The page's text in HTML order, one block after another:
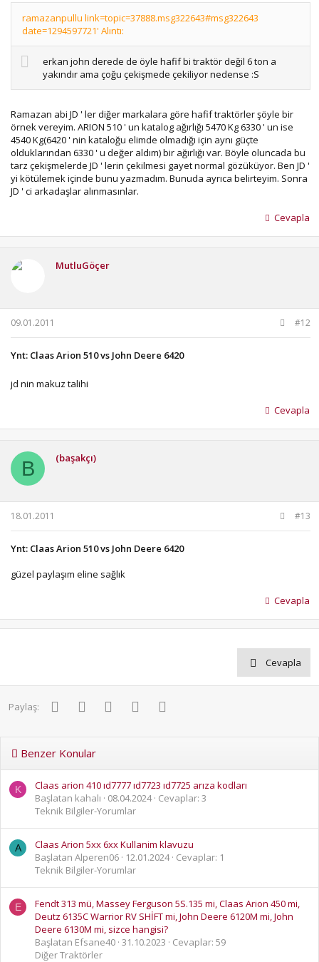
ramazanpullu link=topic=37888.msg322643#msg322643
date=1294597721' Alıntı:
erkan john derede de öyle hafif bi traktör değil 6 ton a
yakındır ama çoğu çekişmede çekiliyor nedense :S
Ramazan abi JD ' ler diğer markalara göre hafif traktörler şöyle bir
örnek vereyim. ARION 510 ' un katalog ağırlığı 5470 Kg 6330 ' un ise
4540 Kg(6420 ' nin kataloğu elimde olmadığı için aynı güçte
olduklarından 6330 ' u değer aldım) bir ağırlığı var. Böyle oluncada bu
tarz çekişmelerde JD ' lerin çekilmesi gayet normal gözüküyor. Ben JD '
yi kötülemek içinde bunu yazmadım. Bunuda ayrıca belirteyim. Sonra
JD ' ci arkadaşlar alınmasınlar.
Cevapla
MutluGöçer
09.01.2011 #12
Ynt: Claas Arion 510 vs John Deere 6420
jd nin makuz talihi
Cevapla
B (başakçı)
18.01.2011 #13
Ynt: Claas Arion 510 vs John Deere 6420
güzel paylaşım eline sağlık
Cevapla
Cevapla
Paylaş: FacebookTwitter PinterestWhatsApp
Benzer Konular
K
Claas arion 410 ıd7777 ıd7723 ıd7725 arıza kodları
Başlatan kahalı
08.04.2024 Cevaplar: 3
Teknik Bilgiler-Yorumlar
A
Claas Arion 5xx 6xx Kullanim klavuzu
Başlatan Alperen06
12.01.2024 Cevaplar: 1
Teknik Bilgiler-Yorumlar
E
Fendt 313 mü, Massey Ferguson 5S.135 mi, Claas Arion 450 mi,
Deutz 6135C Warrior RV SHİFT mi, John Deere 6120M mi, John
Deere 6130M mi, sizce hangisi?
Başlatan Efsane40 31.10.2023
Cevaplar: 59
Diğer Traktörler